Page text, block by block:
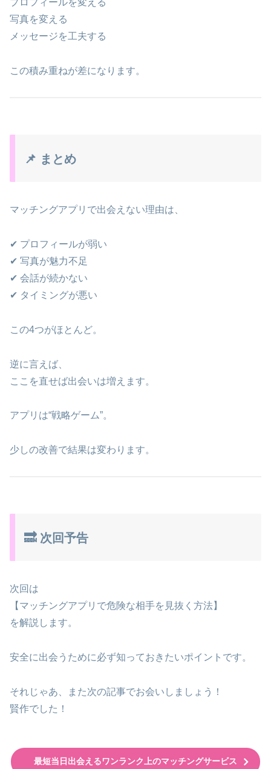
プロフィールを変える
写真を変える
メッセージを工夫する
この積み重ねが差になります。
📌 まとめ
マッチングアプリで出会えない理由は、
✔ プロフィールが弱い
✔ 写真が魅力不足
✔ 会話が続かない
✔ タイミングが悪い
この4つがほとんど。
逆に言えば、
ここを直せば出会いは増えます。
アプリは“戦略ゲーム”。
少しの改善で結果は変わります。
🔜 次回予告
次回は
【マッチングアプリで危険な相手を見抜く方法】
を解説します。
安全に出会うために必ず知っておきたいポイントです。
それじゃあ、また次の記事でお会いしましょう！
賢作でした！
最短当日出会えるワンランク上のマッチングサービス